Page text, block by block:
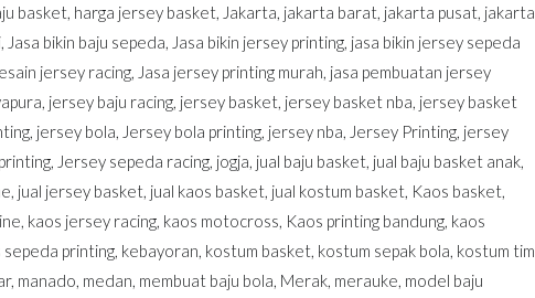
basket, harga jersey basket, Jakarta, jakarta barat, jakarta pusat, jakarta
, Jasa bikin baju sepeda, Jasa bikin jersey printing, jasa bikin jersey sepeda
jersey racing, Jasa jersey printing murah, jasa pembuatan jersey
, jersey baju racing, jersey basket, jersey basket nba, jersey basket
, jersey bola, Jersey bola printing, jersey nba, Jersey Printing, jersey
, Jersey sepeda racing, jogja, jual baju basket, jual baju basket anak,
, jual jersey basket, jual kaos basket, jual kostum basket, Kaos basket,
, kaos jersey racing, kaos motocross, Kaos printing bandung, kaos
sepeda printing, kebayoran, kostum basket, kostum sepak bola, kostum tim
, manado, medan, membuat baju bola, Merak, merauke, model baju